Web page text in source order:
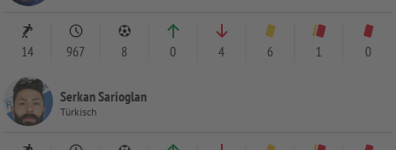
14 967 8 0 4 6 1 0
Serkan Sarioglan
Türkisch